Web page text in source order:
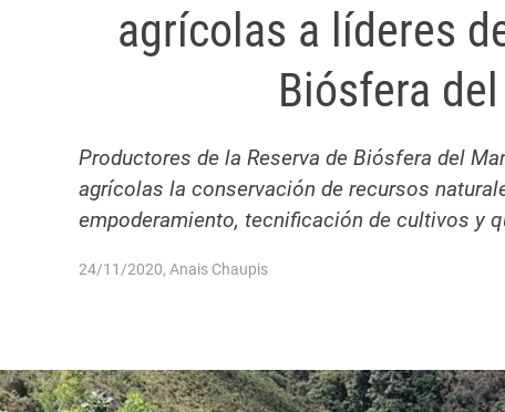
agrícolas a líderes
Biósfera
Productores de la Reserva de Biósfera del
agrícolas la conservación de recursos
empoderamiento, tecnificación de cultivos y
24/11/2020, Anais Chaupis